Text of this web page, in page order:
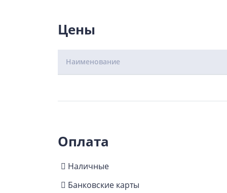
Цены
Наименование
Оплата
Наличные
Банковские карты